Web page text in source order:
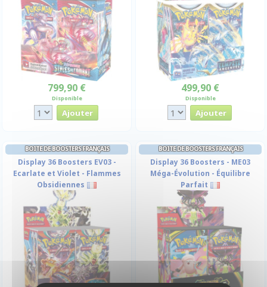
799,90 €
Disponible
499,90 €
Disponible
BOITE DE BOOSTERS FRANÇAIS
Display 36 Boosters EV03 -
Ecarlate et Violet - Flammes
Obsidiennes
BOITE DE BOOSTERS FRANÇAIS
Display 36 Boosters - ME03
Méga-Évolution - Équilibre
Parfait